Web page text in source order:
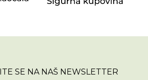
SE NA NAŠ NEWSLETTER